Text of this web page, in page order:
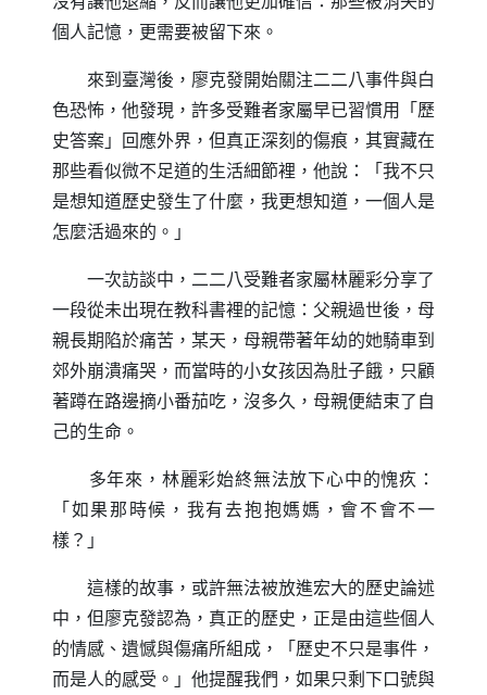
個人記憶，更需要被留下來。
來到臺灣後，廖克發開始關注二二八事件與白
色恐怖，他發現，許多受難者家屬早已習慣用「歷
史答案」回應外界，但真正深刻的傷痕，其實藏在
那些看似微不足道的生活細節裡，他說：「我不只
是想知道歷史發生了什麼，我更想知道，一個人是
怎麼活過來的。」
一次訪談中，二二八受難者家屬林麗彩分享了
一段從未出現在教科書裡的記憶：父親過世後，母
親長期陷於痛苦，某天，母親帶著年幼的她騎車到
郊外崩潰痛哭，而當時的小女孩因為肚子餓，只顧
著蹲在路邊摘小番茄吃，沒多久，母親便結束了自
己的生命。
多年來，林麗彩始終無法放下心中的愧疚：
「如果那時候，我有去抱抱媽媽，會不會不一
樣？」
這樣的故事，或許無法被放進宏大的歷史論述
中，但廖克發認為，真正的歷史，正是由這些個人
的情感、遺憾與傷痛所組成，「歷史不只是事件，
而是人的感受。」他提醒我們，如果只剩下口號與